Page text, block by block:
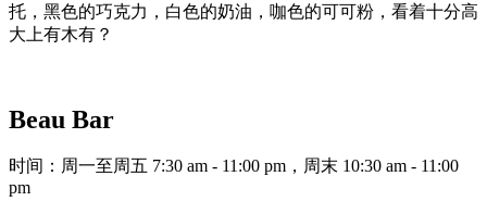
托，黑色的巧克力，白色的奶油，咖色的可可粉，看着十分高
大上有木有？
Beau Bar
时间：周一至周五 7:30 am - 11:00 pm，周末 10:30 am - 11:00
pm